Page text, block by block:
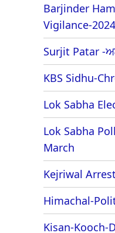
Barjinder
Vigilance-2024
Surjit Patar -
KBS Sidhu-
Lok Sabha
Lok Sabha
March
Kejriwal
Himachal-
Kisan-Kooch-